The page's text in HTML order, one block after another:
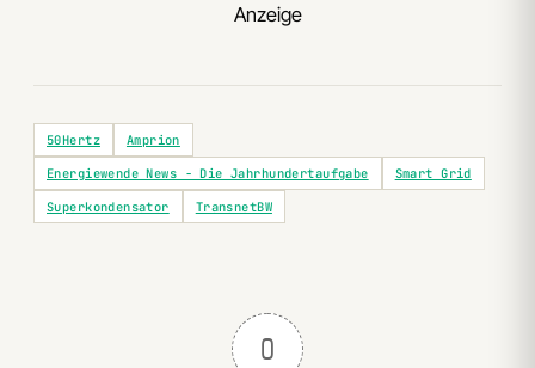
Anzeige
50Hertz
Amprion
Energiewende News - Die Jahrhundertaufgabe
Smart Grid
Superkondensator
TransnetBW
0